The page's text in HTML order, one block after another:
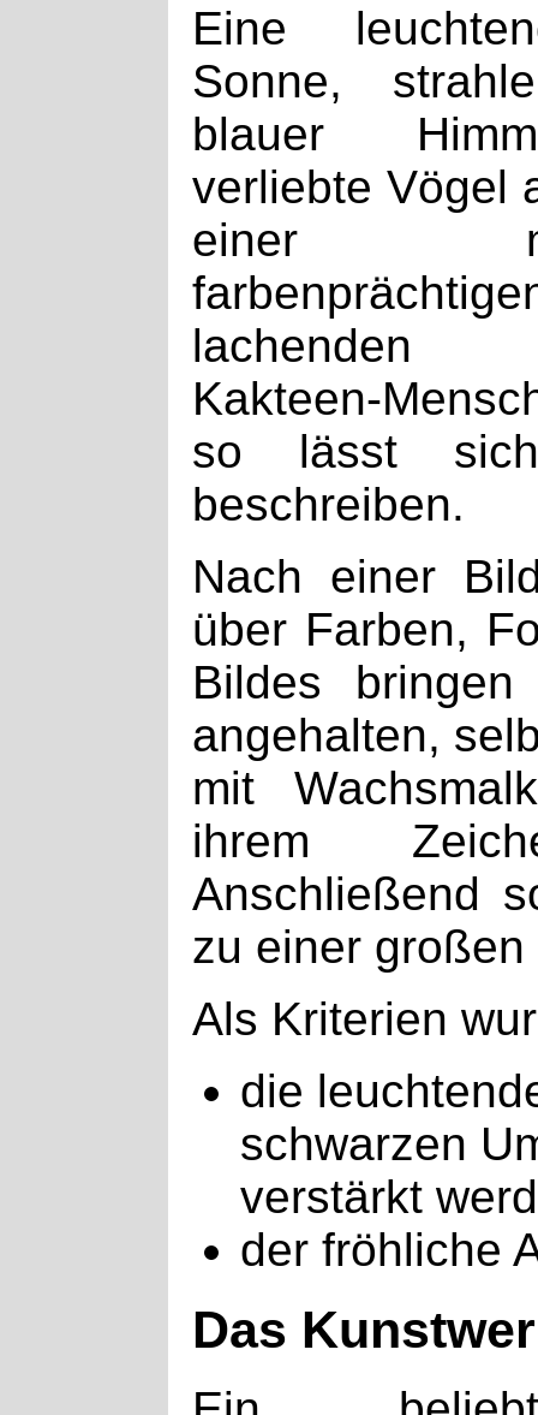
Eine
Sonne,
blauer
verliebte Vögel
einer
lachenden
Kakteen-
so lässt
beschreiben.
Nach einer
über Farben,
Bildes
angehalten,
mit
ihrem
Anschließend
zu einer
Als Kriterien
die
schwarzen
verstärkt
der fröhliche
Das